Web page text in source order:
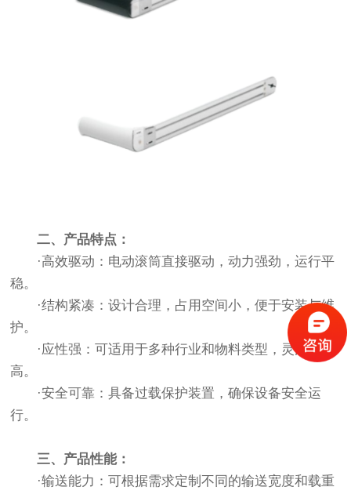
二、产品特点：
·高效驱动：电动滚筒直接驱动，动力强劲，运行平
稳。
·结构紧凑：设计合理，占用空间小，便于安装与维
护。
·应性强：可适用于多种行业和物料类型，灵活性
高。
·安全可靠：具备过载保护装置，确保设备安全运
行。
三、产品性能：
·输送能力：可根据需求定制不同的输送宽度和载重